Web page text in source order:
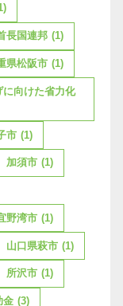
長国連邦 (1)
県松阪市 (1)
向けた省力化
市 (1)
加須市 (1)
野湾市 (1)
山口県萩市 (1)
所沢市 (1)
金 (3)